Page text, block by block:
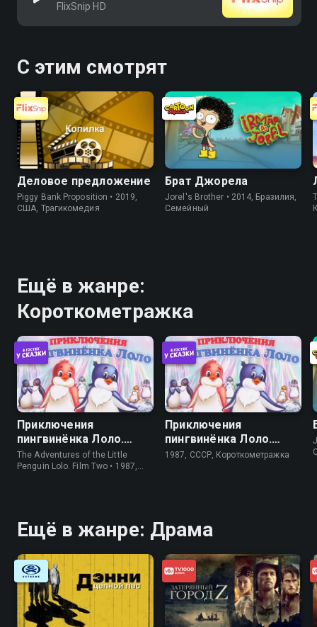
FlixSnip HD
С этим смотрят
Деловое предложение
Piggy Bank Proposition • 2019,
США, Трагикомедия
Брат Джорела
Jorel's Brother • 2014, Бразилия,
Cемейный
Ещё в жанре:
Короткометражка
Приключения
пингвинёнка Лоло.
Фильм второй
The Adventures of the Little
Penguin Lolo. Film Two • 1987,
Приключения
пингвинёнка Лоло.
Фильм третий
1987, СССР, Короткометражка
Ещё в жанре: Драма